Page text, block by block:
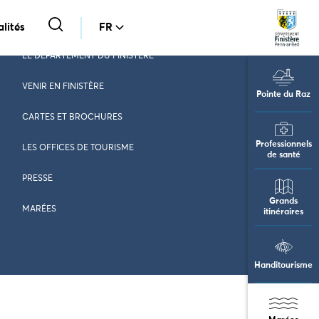
FR
Pointe du Raz
Professionnels
de santé
Grands
itinéraires
Handitourisme
LE DÉPARTEMENT DU FINISTÈRE
VENIR EN FINISTÈRE
CARTES ET BROCHURES
LES OFFICES DE TOURISME
PRESSE
MARÉES